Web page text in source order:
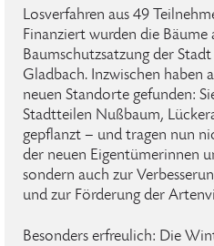
Losverfahren aus 49
Finanziert wurden die
Baumschutzsatzung der Stadt
Gladbach. Inzwischen haben
neuen Standorte gefunden:
Stadtteilen Nußbaum,
gepflanzt – und tragen nun
der neuen Eigentümerinnen
sondern auch zur
und zur Förderung der
Besonders erfreulich: Die